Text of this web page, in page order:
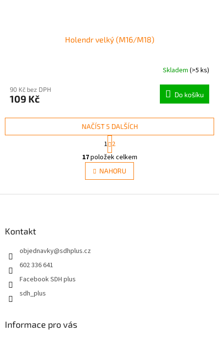
Holendr velký (M16/M18)
Skladem (>5 ks)
90 Kč bez DPH
109 Kč Do košíku
O
v
l
á
NAČÍST 5 DALŠÍCH
S
t
r
á
n
k
v
1 2
17položek celkem
NAHORU
Kontakt
objednavky@sdhplus.cz
602 336 641
Facebook SDH plus
sdh_plus
Informace pro vás